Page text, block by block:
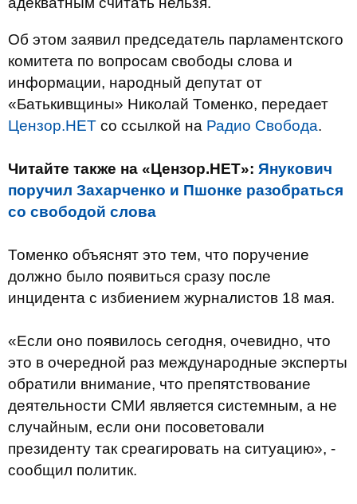
Об этом заявил председатель парламентского
комитета по вопросам свободы слова и
информации, народный депутат от
«Батькивщины» Николай Томенко, передает
Цензор.НЕТ со ссылкой на Радио Свобода.
Читайте также на «Цензор.НЕТ»: Янукович
поручил Захарченко и Пшонке разобраться
со свободой слова
Томенко объяснят это тем, что поручение
должно было появиться сразу после
инцидента с избиением журналистов 18 мая.
«Если оно появилось сегодня, очевидно, что
это в очередной раз международные эксперты
обратили внимание, что препятствование
деятельности СМИ является системным, а не
случайным, если они посоветовали
президенту так среагировать на ситуацию», -
сообщил политик.